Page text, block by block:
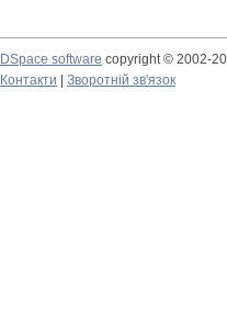
DSpace software copyright © 2002-
Контакти
Зворотній зв'язок